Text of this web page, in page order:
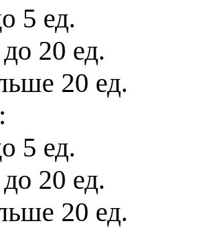
5 ед.
20 ед.
20 ед.
5 ед.
20 ед.
20 ед.